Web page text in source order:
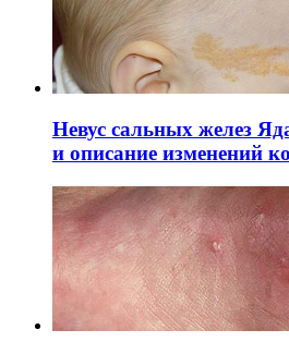
Невус сальных желез
и описание изменений